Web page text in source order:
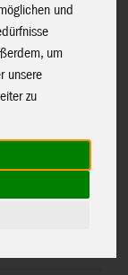
und
um
unsere
zu